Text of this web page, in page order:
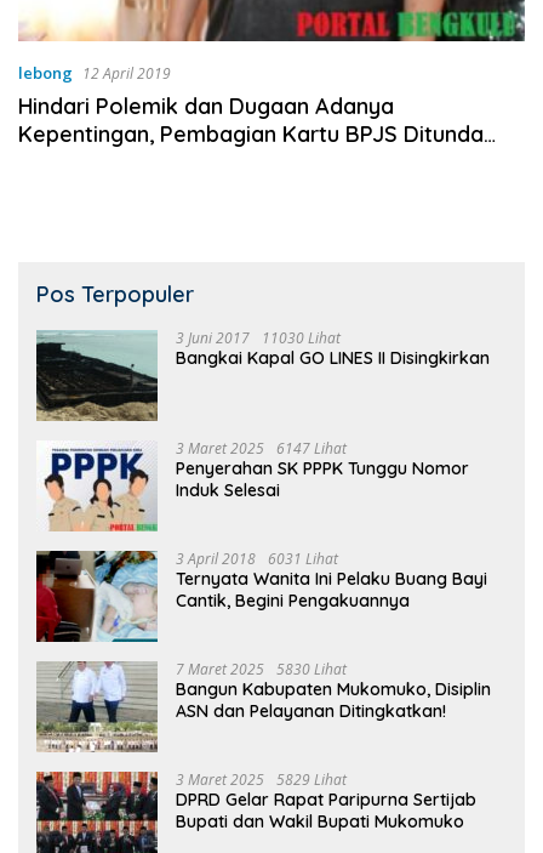
lebong 12 April 2019
Hindari Polemik dan Dugaan Adanya
Kepentingan, Pembagian Kartu BPJS Ditunda
Pos Terpopuler
3 Juni 2017 11030 Lihat
Bangkai Kapal GO LINES II Disingkirkan
3 Maret 2025 6147 Lihat
Penyerahan SK PPPK Tunggu Nomor
Induk Selesai
3 April 2018 6031 Lihat
Ternyata Wanita Ini Pelaku Buang Bayi
Cantik, Begini Pengakuannya
7 Maret 2025 5830 Lihat
Bangun Kabupaten Mukomuko, Disiplin
ASN dan Pelayanan Ditingkatkan!
3 Maret 2025 5829 Lihat
DPRD Gelar Rapat Paripurna Sertijab
Bupati dan Wakil Bupati Mukomuko